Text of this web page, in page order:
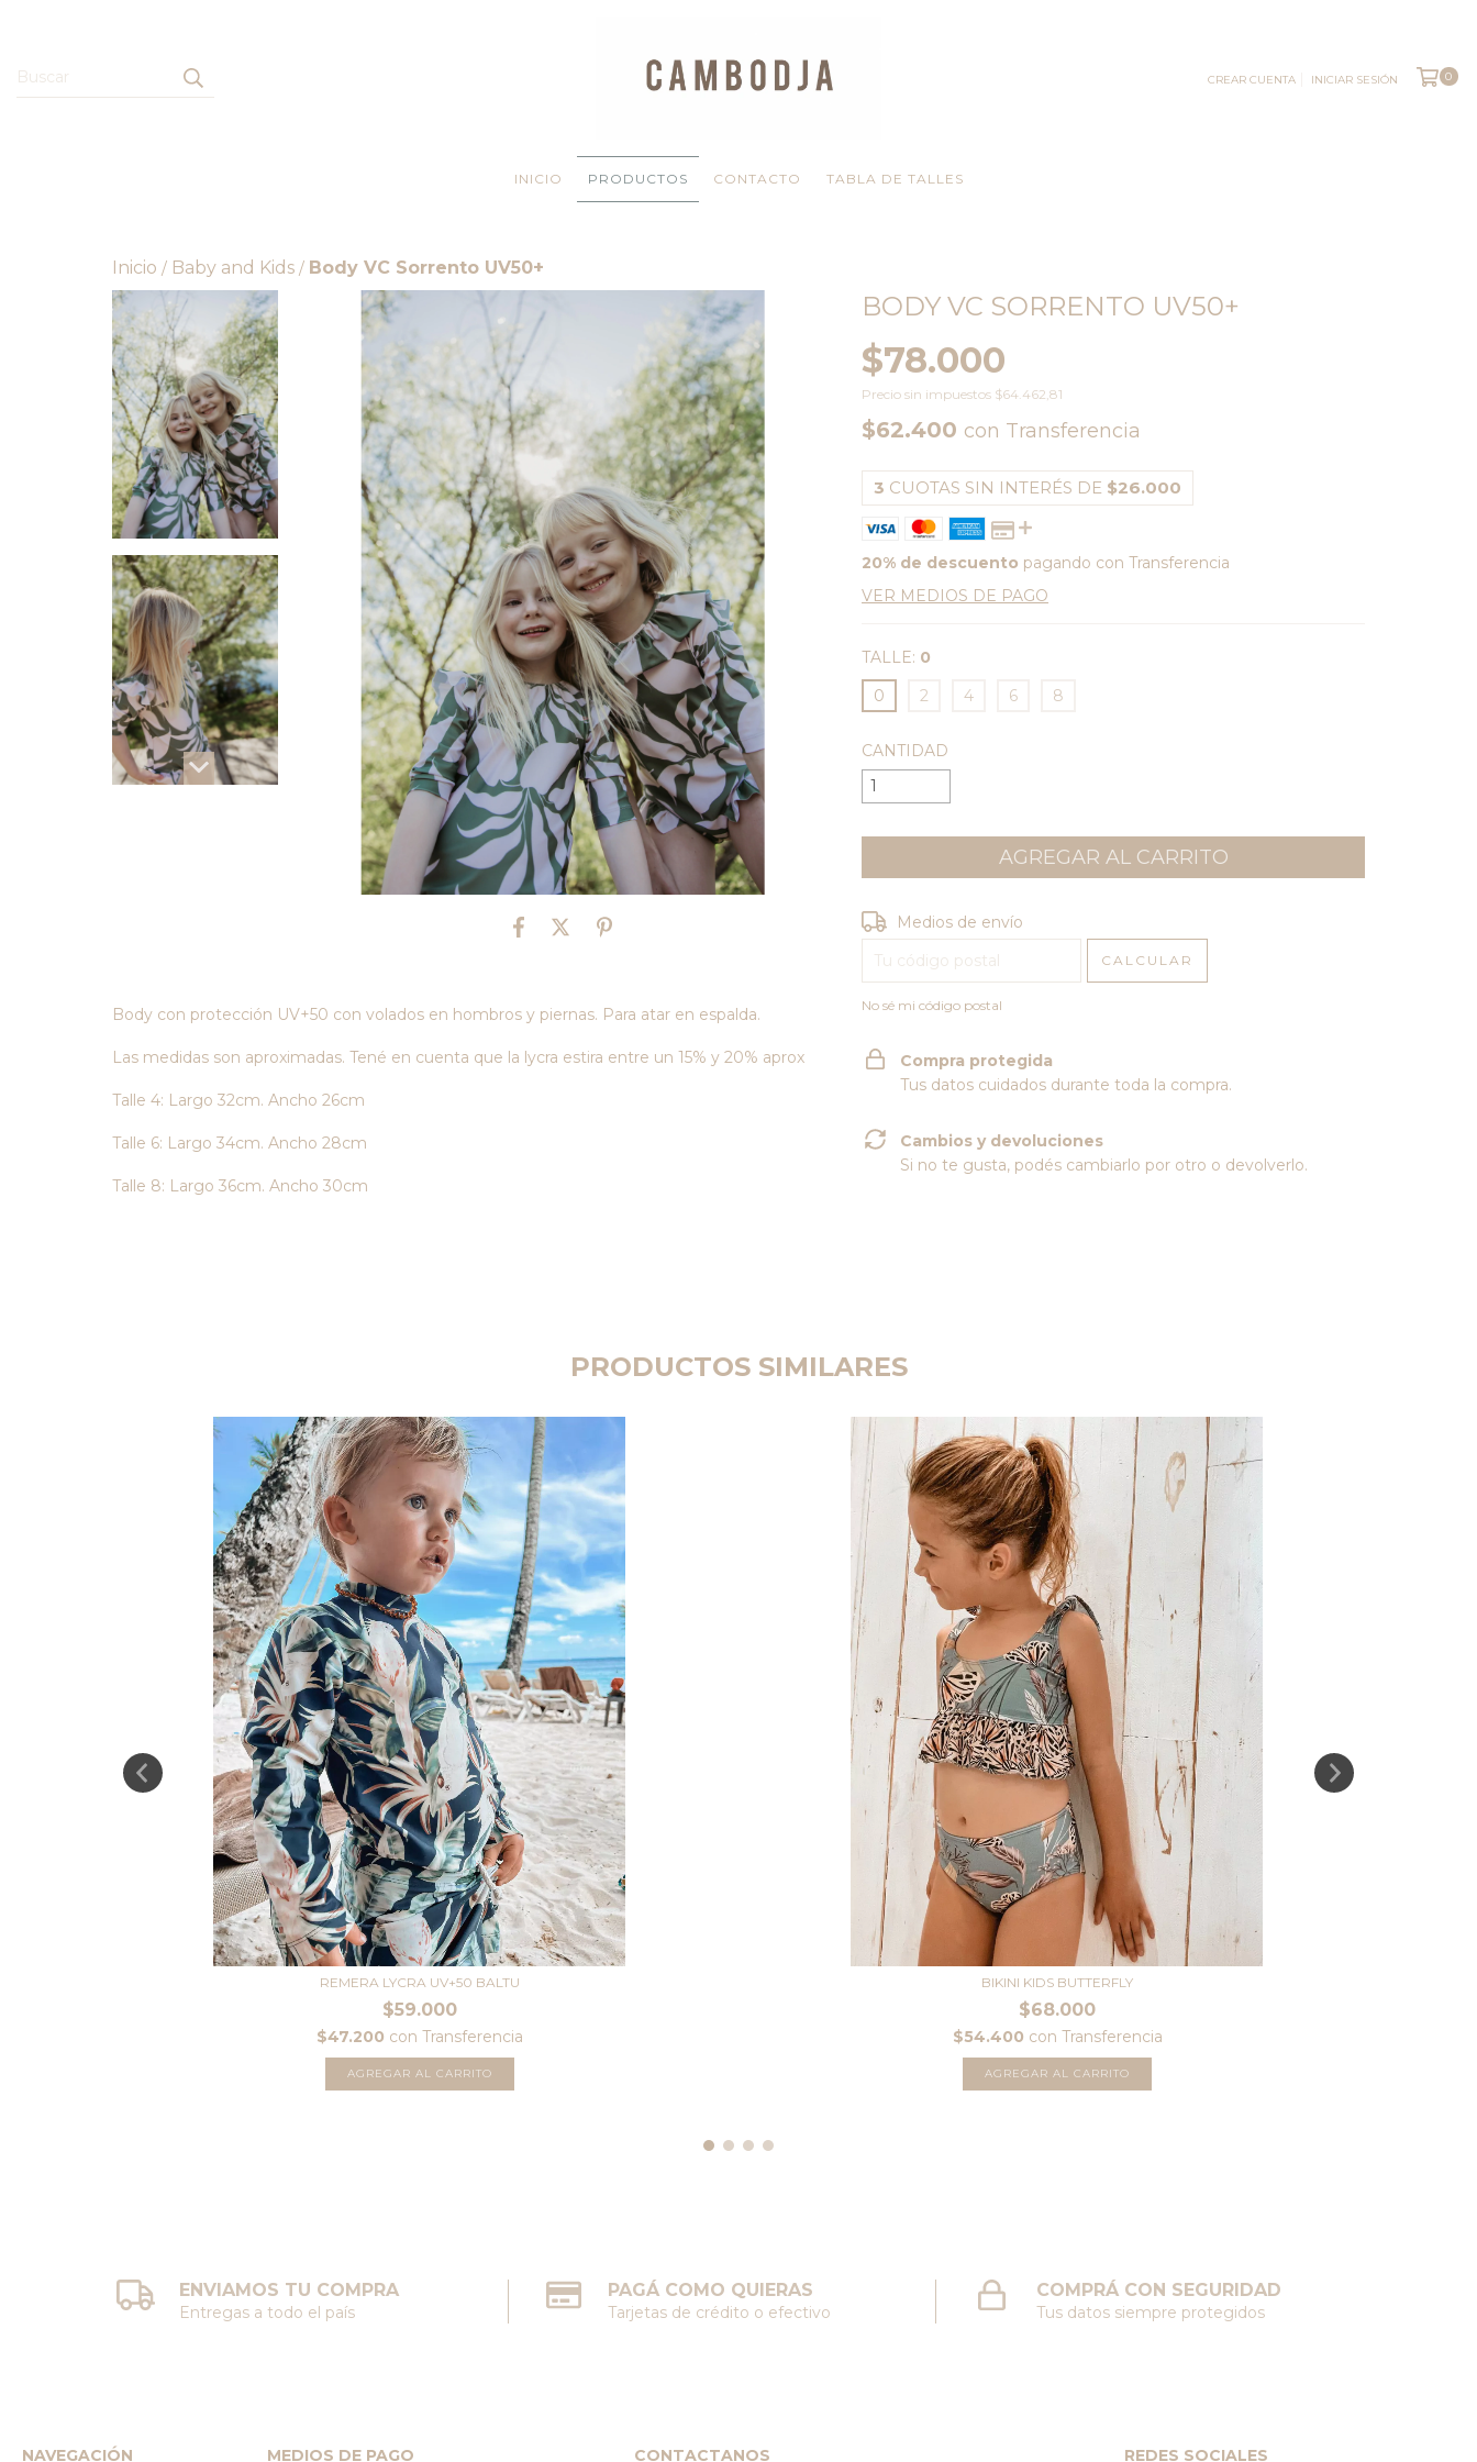
CREAR CUENTA INICIAR SESIÓN 0
INICIO PRODUCTOS CONTACTO TABLA DE TALLES
Inicio / Baby and Kids / Body VC Sorrento UV50+
Body con protección UV+50 con volados en hombros y piernas. Para atar en espalda.
Las medidas son aproximadas. Tené en cuenta que la lycra estira entre un 15% y 20% aprox
Talle 4: Largo 32cm. Ancho 26cm
Talle 6: Largo 34cm. Ancho 28cm
Talle 8: Largo 36cm. Ancho 30cm
BODY VC SORRENTO UV50+
$78.000
Precio sin impuestos $64.462,81
$62.400 con Transferencia
3 CUOTAS SIN INTERÉS DE $26.000
20% de descuento pagando con Transferencia
VER MEDIOS DE PAGO
TALLE: 0
0
2 4 6 8
CANTIDAD
Entregas para el CP:
Medios de envío
CALCULAR
No sé mi código postal
Compra protegida
Tus datos cuidados durante toda la compra.
Cambios y devoluciones
Si no te gusta, podés cambiarlo por otro o devolverlo.
PRODUCTOS SIMILARES
REMERA LYCRA UV+50 BALTU
$59.000
$47.200 con Transferencia
AGREGAR AL CARRITO
BIKINI KIDS BUTTERFLY
$68.000
$54.400 con Transferencia
AGREGAR AL CARRITO
ENVIAMOS TU COMPRA
Entregas a todo el país
PAGÁ COMO QUIERAS
Tarjetas de crédito o efectivo
COMPRÁ CON SEGURIDAD
Tus datos siempre protegidos
NAVEGACIÓN MEDIOS DE PAGO CONTACTANOS REDES SOCIALES